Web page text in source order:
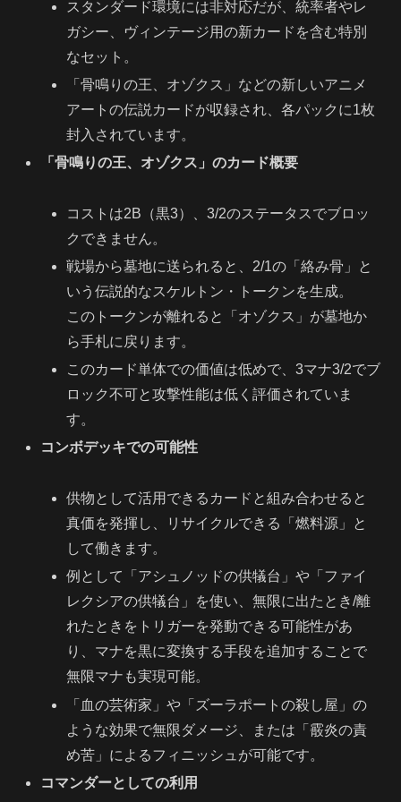
スタンダード環境には非対応だが、統率者やレ
ガシー、ヴィンテージ用の新カードを含む特別
なセット。
「骨鳴りの王、オゾクス」などの新しいアニメ
アートの伝説カードが収録され、各パックに1枚
封入されています。
「骨鳴りの王、オゾクス」のカード概要
コストは2B（黒3）、3/2のステータスでブロッ
クできません。
戦場から墓地に送られると、2/1の「絡み骨」と
いう伝説的なスケルトン・トークンを生成。
このトークンが離れると「オゾクス」が墓地か
ら手札に戻ります。
このカード単体での価値は低めで、3マナ3/2でブ
ロック不可と攻撃性能は低く評価されていま
す。
コンボデッキでの可能性
供物として活用できるカードと組み合わせると
真価を発揮し、リサイクルできる「燃料源」と
して働きます。
例として「アシュノッドの供犠台」や「ファイ
レクシアの供犠台」を使い、無限に出たとき/離
れたときをトリガーを発動できる可能性があ
り、マナを黒に変換する手段を追加することで
無限マナも実現可能。
「血の芸術家」や「ズーラポートの殺し屋」の
ような効果で無限ダメージ、または「霰炎の責
め苦」によるフィニッシュが可能です。
コマンダーとしての利用